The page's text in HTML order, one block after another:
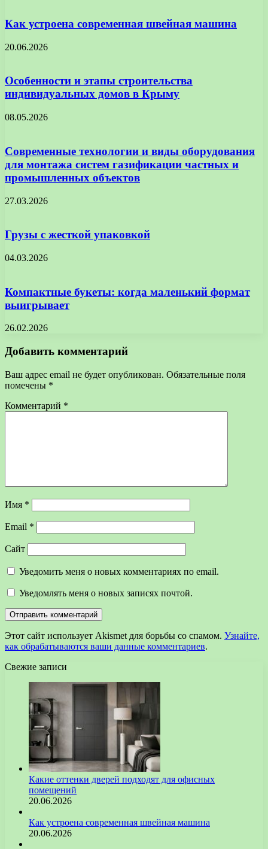
Как устроена современная швейная машина
20.06.2026
Особенности и этапы строительства
индивидуальных домов в Крыму
08.05.2026
Современные технологии и виды оборудования
для монтажа систем газификации частных и
промышленных объектов
27.03.2026
Грузы с жесткой упаковкой
04.03.2026
Компактные букеты: когда маленький формат
выигрывает
26.02.2026
Добавить комментарий
Ваш адрес email не будет опубликован. Обязательные поля
помечены *
Комментарий *
Имя *
Email *
Сайт
Уведомить меня о новых комментариях по email.
Уведомлять меня о новых записях почтой.
Этот сайт использует Akismet для борьбы со спамом. Узнайте,
как обрабатываются ваши данные комментариев.
Свежие записи
Какие оттенки дверей подходят для офисных
помещений
20.06.2026
Как устроена современная швейная машина
20.06.2026